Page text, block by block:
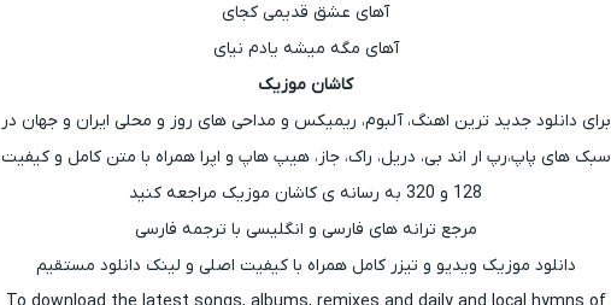
آهای عشق قدیمی کجای
آهای مگه میشه یادم نیای
کاشان موزیک
برای دانلود جدید ترین اهنگ، آلبوم، ریمیکس و مداحی های روز و محلی ایران و جهان در
سبک های پاپ،رپ ار اند بی، دریل، راک، جاز، هیپ هاپ و اپرا همراه با متن کامل و کیفیت
128 و 320 به رسانه ی کاشان موزیک مراجعه کنید
مرجع ترانه های فارسی و انگلیسی با ترجمه فارسی
دانلود موزیک ویدیو و تیزر کامل همراه با کیفیت اصلی و لینک دانلود مستقیم